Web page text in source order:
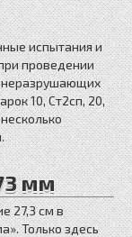
испытания и
проведении
неразрушающих
10, Ст2сп, 20,
мм
27,3 см в
Только здесь